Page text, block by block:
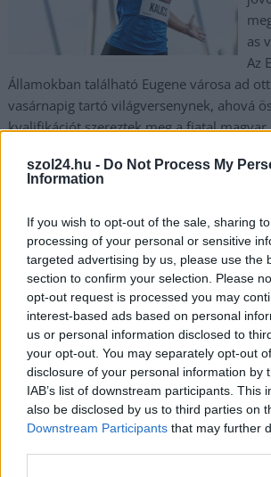
szol24.hu - Do Not Process My
Information
If you wish to opt-out of the sale, sharing
processing of your personal or sensitive
targeted advertising by us, please use the
section to confirm your selection. Please
opt-out request is processed you may
interest-based ads based on personal
us or personal information disclosed to
your opt-out. You may separately opt-out
disclosure of your personal information by
IAB’s list of downstream participants. This
also be disclosed by us to third parties on
Downstream Participants that may further
as
Az
Államokban található Eugene városa ad
vasárnapig tartó világversenynek, ahová
kvalifikációt szereztek meg a fiatal
delegációban a felnőtt bajnokok és Eb-
Szolnoki Sportcentrum tehetsége is helyet
Sport atlétika , delegáció , ,
sportoló, Szolnok Szolnoki Sportcentrum ,U20
Magabiztos hazai siker az NB
Tiszaligetben
2026.07.27. szol24.hu